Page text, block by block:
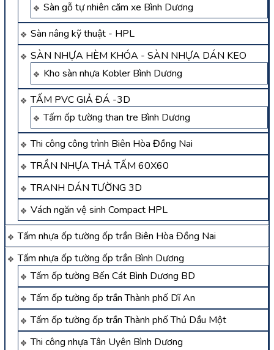
Sàn gỗ tự nhiên căm xe Bình Dương
Sàn nâng kỹ thuật - HPL
SÀN NHỰA HÈM KHÓA - SÀN NHỰA DÁN KEO
Kho sàn nhựa Kobler Bình Dương
TẤM PVC GIẢ ĐÁ -3D
Tấm ốp tường than tre Bình Dương
Thi công công trình Biên Hòa Đồng Nai
TRẦN NHỰA THẢ TẤM 60X60
TRANH DÁN TƯỜNG 3D
Vách ngăn vệ sinh Compact HPL
Tấm nhựa ốp tường ốp trần Biên Hòa Đồng Nai
Tấm nhựa ốp tường ốp trần Bình Dương
Tấm ốp tường Bến Cát Bình Dương BD
Tấm ốp tường ốp trần Thành phố Dĩ An
Tấm ốp tường ốp trần Thành phố Thủ Dầu Một
Thi công nhựa Tân Uyên Bình Dương